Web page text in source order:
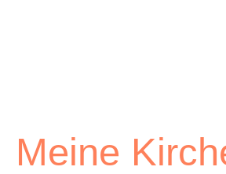
Vermischtes
Agenda
Meine